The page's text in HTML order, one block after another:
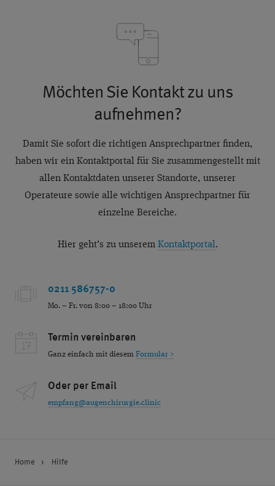
Möchten Sie Kontakt zu uns
aufnehmen?
Damit Sie sofort die richtigen Ansprechpartner finden,
haben wir ein Kontaktportal für Sie zusammengestellt mit
allen Kontaktdaten unserer Standorte, unserer
Operateure sowie alle wichtigen Ansprechpartner für
einzelne Bereiche.
Hier geht’s zu unserem Kontaktportal.
0211 586757-0
Mo. – Fr. von 8:00 – 18:00 Uhr
Termin vereinbaren
Ganz einfach mit diesem Formular >
Oder per Email
empfang@augenchirurgie.clinic
Home Hilfe